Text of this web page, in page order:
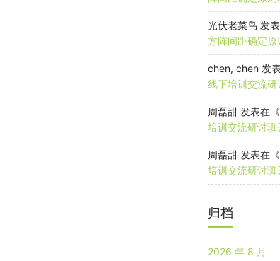
光伏老菜鸟 发
方阵间距确定
chen, chen 发
线下培训交流研
周磊甜 发表在《
培训交流研讨班
周磊甜 发表在《
培训交流研讨班
归档
2026 年 8 月